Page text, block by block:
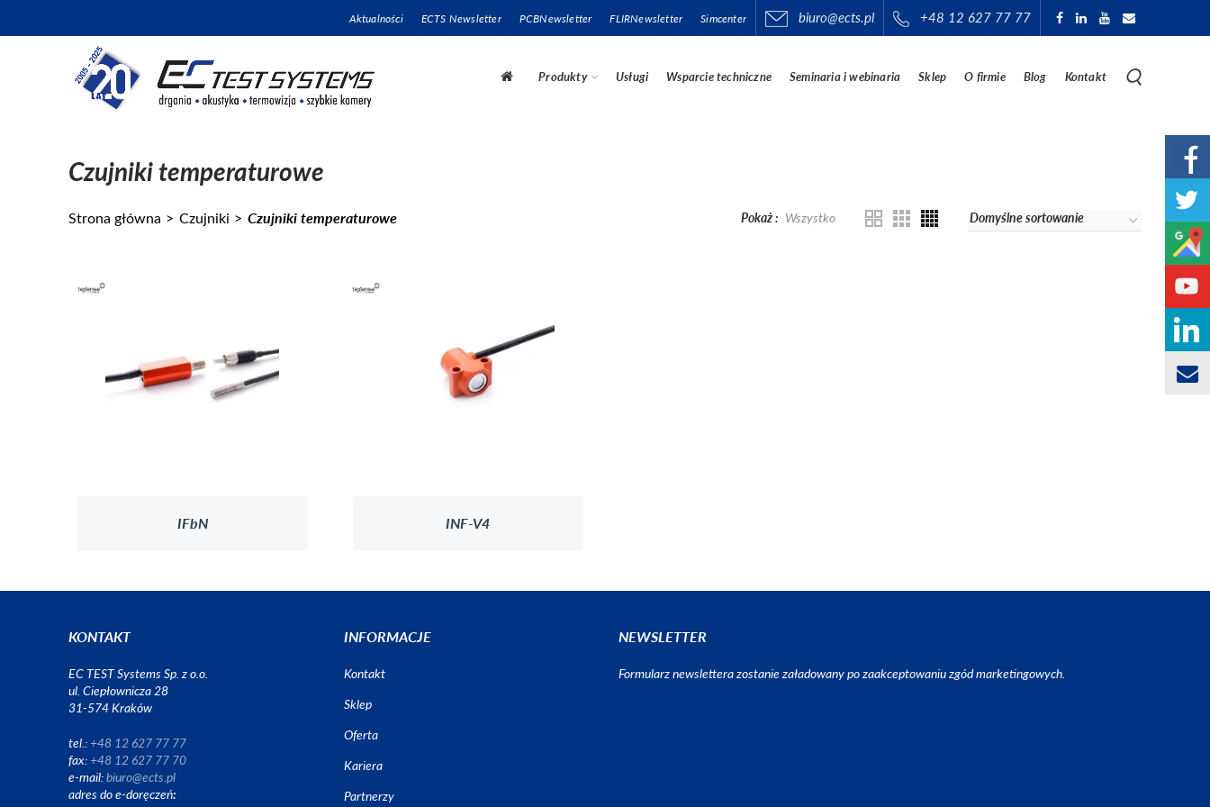
Aktualności ECTS Newsletter PCBNewsletter FLIRNewsletter Simcenter biuro@ects.pl +48 12 627 77 77
Produkty Usługi Wsparcie techniczne Seminaria i webinaria Sklep O firmie Blog Kontakt
Czujniki temperaturowe
Strona główna Czujniki Czujniki temperaturowe Pokaż Wszystko
IFbN INF-V4
KONTAKT
EC TEST Systems Sp. z o.o.
ul. Ciepłownicza 28
31-574 Kraków
tel.:+48 12 627 77 77
fax:+48 12 627 77 70
e-mail:biuro@ects.pl
adres do e-doręczeń:
INFORMACJE
Kontakt
Sklep
Oferta
Kariera
Partnerzy
NEWSLETTER
Formularz newslettera zostanie załadowany po zaakceptowaniu zgód marketingowych.